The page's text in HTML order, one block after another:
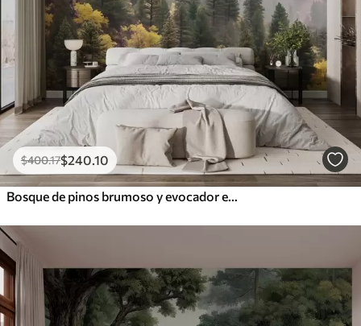
$400.17$240 .10